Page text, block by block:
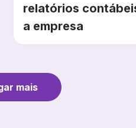
relatórios
a empresa
mais